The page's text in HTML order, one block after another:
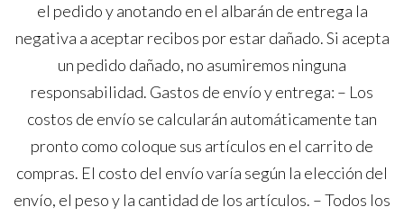
el pedido y anotando en el albarán de entrega la
negativa a aceptar recibos por estar dañado. Si acepta
un pedido dañado, no asumiremos ninguna
responsabilidad. Gastos de envío y entrega: – Los
costos de envío se calcularán automáticamente tan
pronto como coloque sus artículos en el carrito de
compras. El costo del envío varía según la elección del
envío, el peso y la cantidad de los artículos. – Todos los